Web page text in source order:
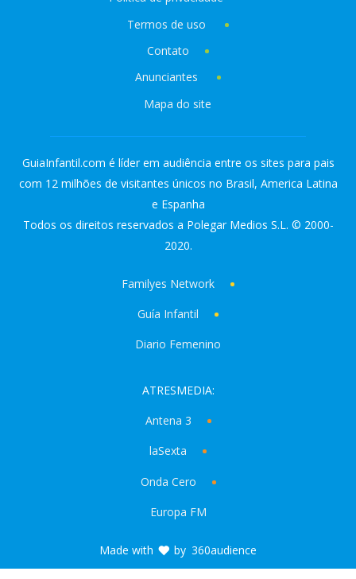
Termos de uso
Contato
Anunciantes
Mapa do site
GuiaInfantil.com é líder em audiência entre os sites para pais
com 12 milhões de visitantes únicos no Brasil, America Latina
e Espanha
Todos os direitos reservados a Polegar Medios S.L. © 2000-
2020.
Familyes Network
Guía Infantil
Diario Femenino
ATRESMEDIA:
Antena 3
laSexta
Onda Cero
Europa FM
Made with by 360audience